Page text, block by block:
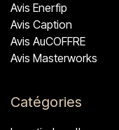
Avis Enerfip
Avis Caption
Avis AuCOFFRE
Avis Masterworks
Catégories